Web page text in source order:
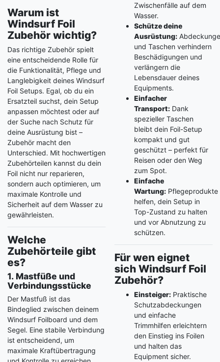
Warum ist
Windsurf Foil
Zubehör wichtig?
Das richtige Zubehör spielt
eine entscheidende Rolle für
die Funktionalität, Pflege und
Langlebigkeit deines Windsurf
Foil Setups. Egal, ob du ein
Ersatzteil suchst, dein Setup
anpassen möchtest oder auf
der Suche nach Schutz für
deine Ausrüstung bist –
Zubehör macht den
Unterschied. Mit hochwertigen
Zubehörteilen kannst du dein
Foil nicht nur reparieren,
sondern auch optimieren, um
maximale Kontrolle und
Sicherheit auf dem Wasser zu
gewährleisten.
Welche
Zubehörteile gibt
es?
1. Mastfüße und
Verbindungsstücke
Der Mastfuß ist das
Bindeglied zwischen deinem
Windsurf Foilboard und dem
Segel. Eine stabile Verbindung
ist entscheidend, um
maximale Kraftübertragung
Zwischenfälle auf dem
Wasser.
Schütze deine
Ausrüstung:
und Taschen verhindern
Beschädigungen und
verlängern die
Lebensdauer deines
Equipments.
Einfacher
Transport:Dank
spezieller Taschen
bleibt dein Foil-Setup
kompakt und gut
geschützt – perfekt für
Reisen oder den Weg
zum Spot.
Einfache
Wartung:Pflegeprodukte
helfen, dein Setup in
Top-Zustand zu halten
und vor Abnutzung zu
schützen.
Für wen eignet
sich Windsurf Foil
Zubehör?
Einsteiger:Praktische
Schutzabdeckungen
und einfache
Trimmhilfen erleichtern
den Einstieg ins Foilen
und halten das
Equipment sicher.